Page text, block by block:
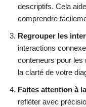
descriptifs. Cela
comprendre
Regrouper les
interactions
conteneurs pour les
la clarté de votre
Faites attention à
refléter avec